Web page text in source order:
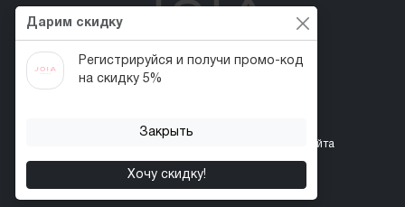
Первый веган nail-бренд в Украине!
Карта сайта
Дарим скидку
Регистрируйся и получи промо-код
на скидку 5%
Закрыть
Хочу скидку!